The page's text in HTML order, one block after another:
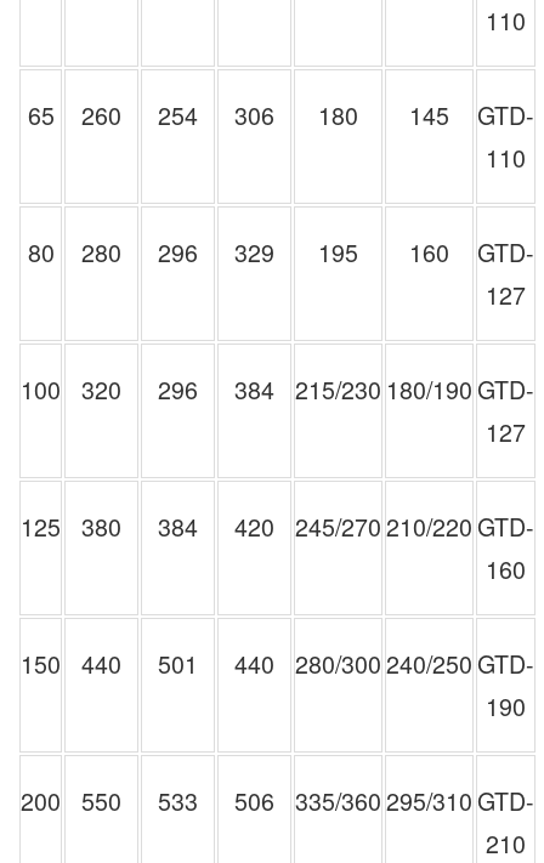
110
65 260 254 306 180 145
GTD-
110
80 280 296 329 195 160
GTD-
127
100 320 296 384 215/230 180/190 GTD-
127
125 380 384 420 245/270210/220 GTD-
160
150 440 501 440 280/300240/250 GTD-
190
200 550 533 506 335/360295/310 GTD-
210